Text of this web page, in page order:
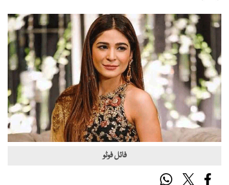
فائل فوٹو